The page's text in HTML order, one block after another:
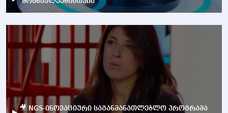
🎥 NGS-ინოვაციური საგანმანათლებლო პროგრამა